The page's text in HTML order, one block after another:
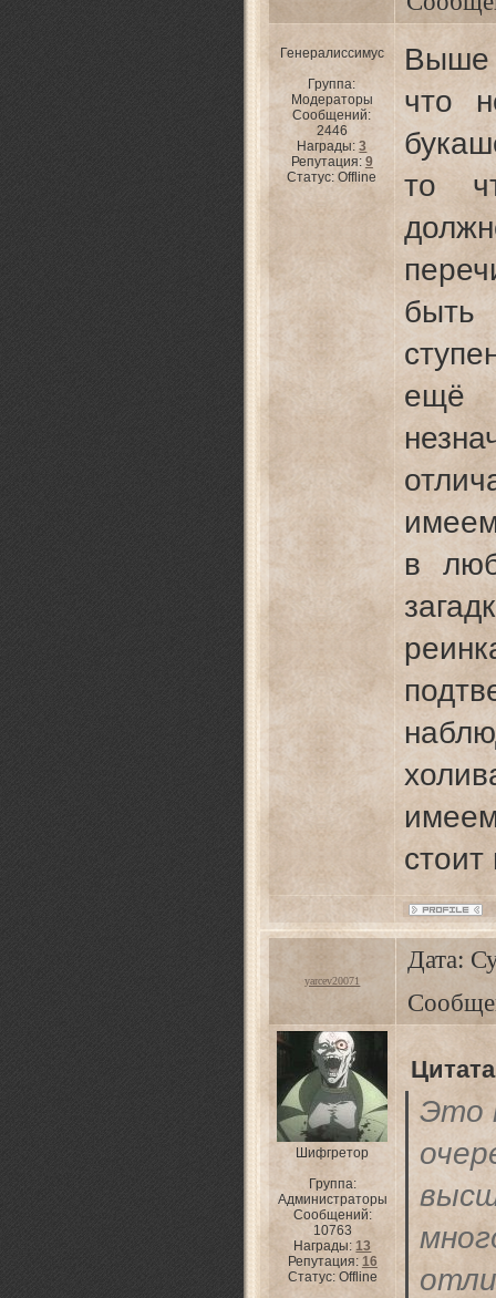
Генералиссимус
Группа:
Модераторы
Сообщений:
2446
Награды:3
Репутация: 9
Статус:Offline
Выше
что
то
быть
в
yarcev20071
Дата:
Шифгретор
Группа:
Администраторы
Сообщений:
10763
Награды:13
Репутация: 16
Статус: Offline
Цитата
Это